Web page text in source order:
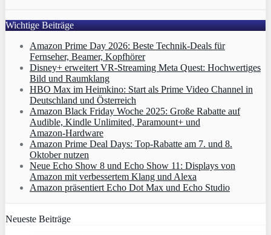
Wichtige Beiträge
Amazon Prime Day 2026: Beste Technik-Deals für
Fernseher, Beamer, Kopfhörer
Disney+ erweitert VR‑Streaming Meta Quest: Hochwertiges
Bild und Raumklang
HBO Max im Heimkino: Start als Prime Video Channel in
Deutschland und Österreich
Amazon Black Friday Woche 2025: Große Rabatte auf
Audible, Kindle Unlimited, Paramount+ und
Amazon‑Hardware
Amazon Prime Deal Days: Top-Rabatte am 7. und 8.
Oktober nutzen
Neue Echo Show 8 und Echo Show 11: Displays von
Amazon mit verbessertem Klang und Alexa
Amazon präsentiert Echo Dot Max und Echo Studio
Neueste Beiträge